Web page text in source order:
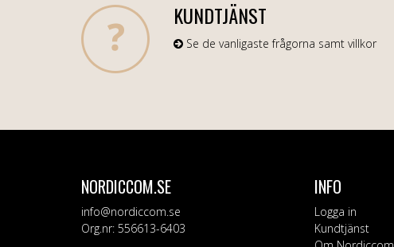
KUNDTJÄNST
Se de vanligaste frågorna samt villkor
NORDICCOM.SE
info@nordiccom.se
Org.nr: 556613-6403
INFO
Logga in
Kundtjänst